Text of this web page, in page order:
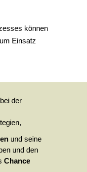
können
Einsatz
der
und seine
und den
Chance